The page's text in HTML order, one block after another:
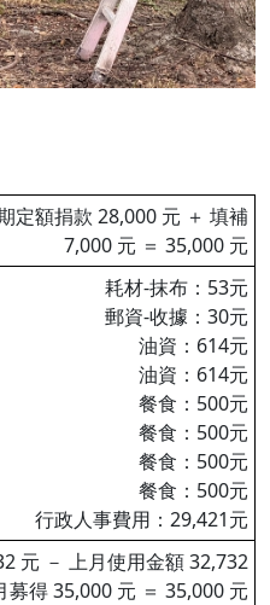
定額捐款 28,000 元 ＋ 填補
7,000 元 ＝ 35,000 元
耗材-抹布：53元
郵資-收據：30元
油資：614元
油資：614元
餐食：500元
餐食：500元
餐食：500元
餐食：500元
行政人事費用：29,421元
元 － 上月使用金額 32,732
募得 35,000 元 ＝ 35,000 元